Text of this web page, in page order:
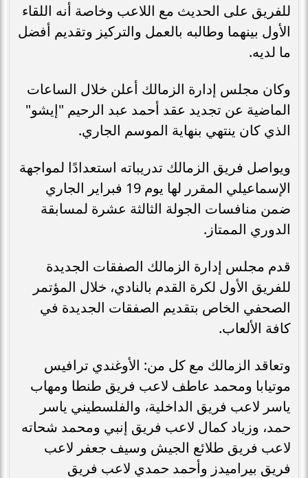
للفريق على الحديث مع اللاعب وخاصة أنه اللقاء
الأول بينهما وطالبه بالعمل والتركيز وتقديم أفضل
ما لديه.
وكان مجلس إدارة الزمالك أعلن خلال الساعات
الماضية عن تجديد عقد أحمد عبد الرحيم "إيشو"
الذي كان ينتهي بنهاية الموسم الجاري.
ويواصل فريق الزمالك تدريباته استعدادًا لمواجهة
الإسماعيلي المقرر لها يوم 19 فبراير الجاري
ضمن منافسات الجولة الثالثة عشرة لمسابقة
الدوري الممتاز.
قدم مجلس إدارة الزمالك الصفقات الجديدة
للفريق الأول لكرة القدم بالنادي، خلال المؤتمر
الصحفي الخاص بتقديم الصفقات الجديدة في
كافة الألعاب.
وتعاقد الزمالك مع كل من: الأوغندي ترافيس
موتيابا ومحمد عاطف لاعب فريق طنطا ومهاب
ياسر لاعب فريق الداخلية، والفلسطيني ياسر
حمد، وزياد كمال لاعب فريق إنبي ومحمد شحاته
لاعب فريق طلائع الجيش وسيف جعفر لاعب
فريق بيراميدز وأحمد حمدي لاعب فريق